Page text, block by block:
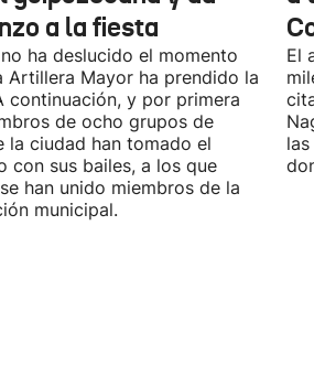
a la fiesta
ha deslucido el momento
Artillera Mayor ha prendido la
continuación, y por primera
de ocho grupos de
la ciudad han tomado el
con sus bailes, a los que
han unido miembros de la
municipal.
El